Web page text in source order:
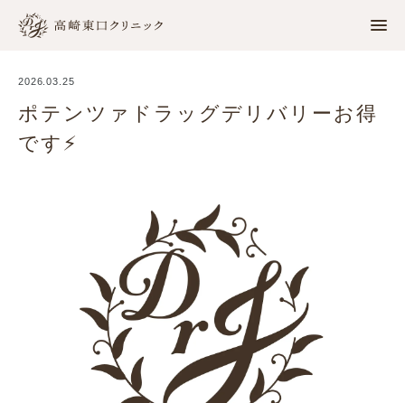
お知らせ
internal medicine
cosmetic dermatology
クリニック案内 clinic
TEL. 027-386-6151
2026.03.25
ポテンツァドラッグデリバリーお得
です⚡️